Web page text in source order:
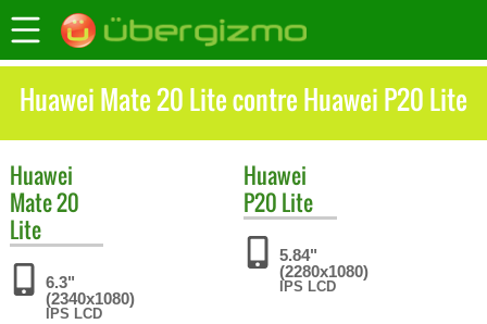
Huawei Mate 20 Lite contre Huawei P20 Lite
Huawei
Mate 20
Lite
6.3"
(2340x1080)
IPS LCD
Huawei
P20 Lite
5.84"
(2280x1080)
IPS LCD